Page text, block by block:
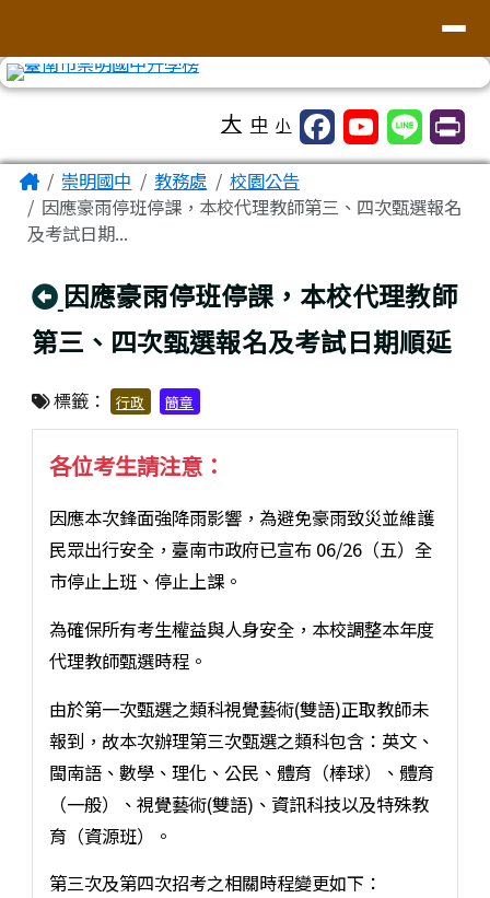
大 中 小
主內容區域
Home崇明國中 教務處
校園公告
因應豪雨停班停課，本校代理教師第三、四次甄選報名
及考試日期...
回上頁
因應豪雨停班停課，本校代理教師
第三、四次甄選報名及考試日期順延
標籤： 行政 簡章
各位考生請注意：
因應本次鋒面強降雨影響，為避免豪雨致災並維護
民眾出行安全，臺南市政府已宣布 06/26（五）全
市停止上班、停止上課。
為確保所有考生權益與人身安全，本校調整本年度
代理教師甄選時程。
由於第一次甄選之類科視覺藝術(雙語)正取教師未
報到，故本次辦理第三次甄選之類科包含：英文、
閩南語、數學、理化、公民、體育（棒球）、體育
（一般）、視覺藝術(雙語)、資訊科技以及特殊教
育（資源班）。
第三次及第四次招考之相關時程變更如下：
頁尾區域